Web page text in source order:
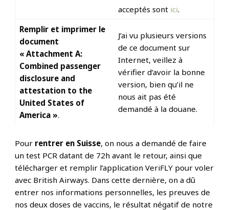
acceptés sont ici.
Remplir et imprimer le
document
« Attachment A:
Combined passenger
disclosure and
attestation to the
United States of
America ».
J’ai vu plusieurs versions
de ce document sur
Internet, veillez à
vérifier d’avoir la bonne
version, bien qu’il ne
nous ait pas été
demandé à la douane.
Pour rentrer en Suisse, on nous a demandé de faire
un test PCR datant de 72h avant le retour, ainsi que
télécharger et remplir l’application VeriFLY pour voler
avec British Airways. Dans cette dernière, on a dû
entrer nos informations personnelles, les preuves de
nos deux doses de vaccins, le résultat négatif de notre